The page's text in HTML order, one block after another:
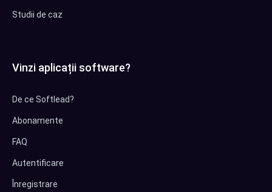
Studii de caz
Vinzi aplicații software?
De ce Softlead?
Abonamente
FAQ
Autentificare
Înregistrare